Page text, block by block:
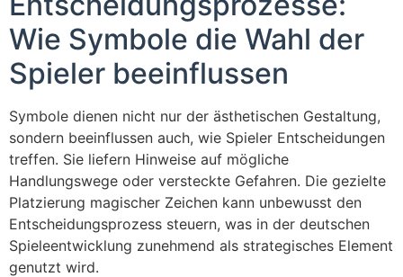
Wie Symbole die Wahl der
Spieler beeinflussen
Symbole dienen nicht nur der ästhetischen Gestaltung,
sondern beeinflussen auch, wie Spieler Entscheidungen
treffen. Sie liefern Hinweise auf mögliche
Handlungswege oder versteckte Gefahren. Die gezielte
Platzierung magischer Zeichen kann unbewusst den
Entscheidungsprozess steuern, was in der deutschen
Spieleentwicklung zunehmend als strategisches Element
genutzt wird.